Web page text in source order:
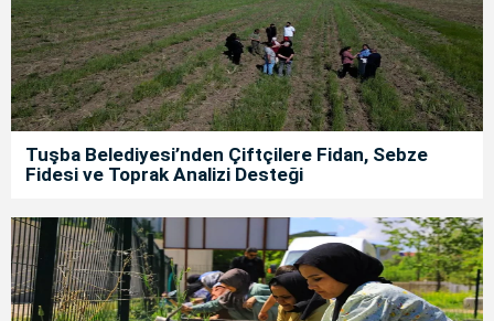
Tuşba Belediyesi’nden Çiftçilere Fidan, Sebze
Fidesi ve Toprak Analizi Desteği